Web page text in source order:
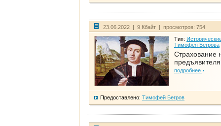
23.06.2022 | 9 Кбайт | просмотров: 754
Тип:
Тимофея Бегрова
Страхование
предъявителя
подробнее
Предоставлено: Тимофей Бегров